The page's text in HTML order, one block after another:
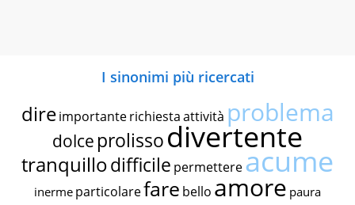
I sinonimi più ricercati
dire importante richiestaattività problema
dolce prolissodivertente
tranquillodifficile permettereacume
inerme particolarefare bello amore paura